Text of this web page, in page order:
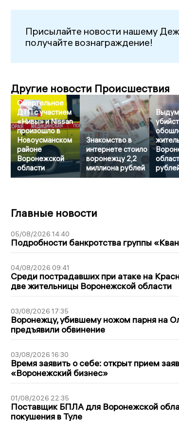
Присылайте новости нашему
получайте вознаграждение!
Другие новости Происшествия
Смертельное
ДТП с участием
«Нивы» и Nissan
произошло в
Новоусманском
районе
Воронежской
области
Знакомство в
интернете стоило
воронежцу 2,2
миллиона рублей
Главные новости
05/08/2026 14:40
Подробности банкротства группы
04/08/2026 09:41
Среди пострадавших при атаке на
две жительницы Воронежской области
03/08/2026 17:35
Воронежцу, убившему ножом парня на
предъявили обвинение
03/08/2026 16:30
Время заявить о себе: открыт прием
«Воронежский бизнес»
01/08/2026 22:35
Поставщик БПЛА для Воронежской
покушения в Туле